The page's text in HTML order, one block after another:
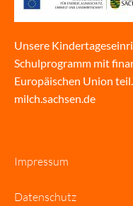
Unsere
Schulprogramm mit
Europäischen Union
milch.sachsen.de
Impressum
Datenschutz